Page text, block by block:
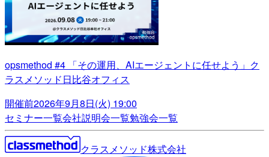
opsmethod #4 「その運用、AIエージェントに任せよう」ク
ラスメソッド日比谷オフィス
開催前2026年9月8日(火) 19:00
セミナー一覧会社説明会一覧勉強会一覧
クラスメソッド株式会社